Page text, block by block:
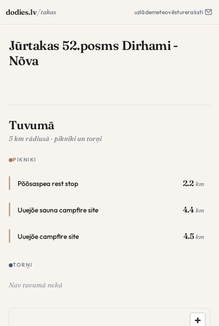
dodies.lv/takas uzlādemeteovēstureraksti
Jūrtakas 52.posms Dirhami -
Nõva
Tuvumā
5 km rādiusā · pikniki un torņi
PIKNIKI
Põõsaspea rest stop 2.2 km
Uuejõe sauna campfire site 4.4 km
Uuejõe campfire site 4.5 km
TORŅI
Nav tuvumā nekā